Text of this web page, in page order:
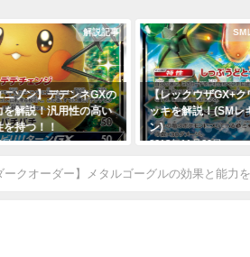
解説記事
ニゾン】デデンネGXの
を解説！汎用性の高い
持つ！！
日
SM
【レックウザGX+ク
ッキを解説！(SMレ
ン)
2018年11月29日
ークオーダー】メタルゴーグルの効果と能力